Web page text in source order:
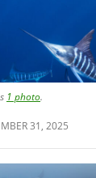
1 photo.
31, 2025